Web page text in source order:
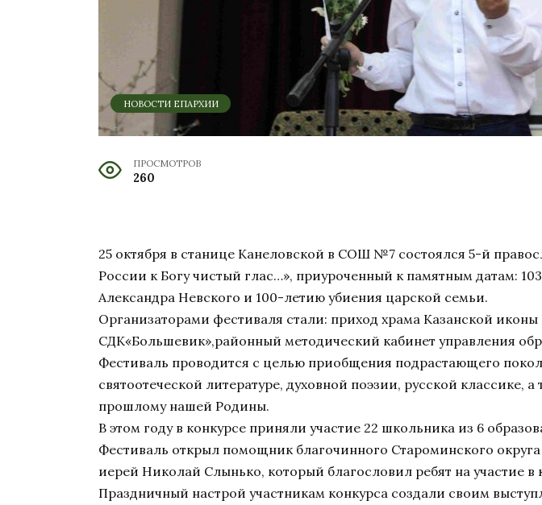
НОВОСТИ ЕПАРХИИ
ПРОСМОТРОВ
260
25 октября в станице Канеловской в СОШ №7 состоялся 5-й
России к Богу чистый глас…», приуроченный к памятным датам:
Александра Невского и 100-летию убиения царской семьи.
Организаторами фестиваля стали: приход храма Казанской
СДК«Большевик»,районный методический кабинет управления
Фестиваль проводится с целью приобщения подрастающего
святоотеческой литературе, духовной поэзии, русской
прошлому нашей Родины.
В этом году в конкурсе приняли участие 22 школьника из 6
Фестиваль открыл помощник благочинного Староминского
иерей Николай Слынько, который благословил ребят на участие
Праздничный настрой участникам конкурса создали своим